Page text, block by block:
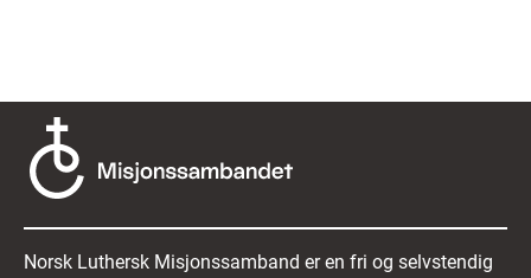
Norsk Luthersk Misjonssamband er en fri og selvstendig